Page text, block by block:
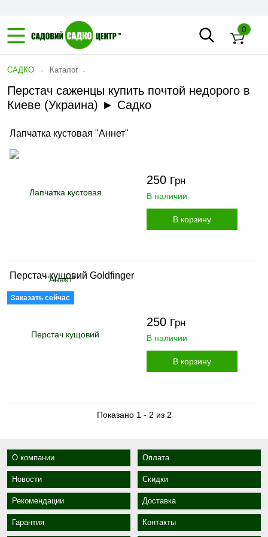
0
САДКО → Каталог ↓
Перстач саженцы купить почтой недорого в
Киеве (Украина) ► Садко
Лапчатка кустовая "Аннет"
250 Грн
В наличии
В корзину
Перстач кущовий Goldfinger
Заказать сейчас
250 Грн
В наличии
В корзину
Показано 1 - 2 из 2
О компании Оплата
Новости Скидки
Рекомендации Доставка
Гарантия Контакты